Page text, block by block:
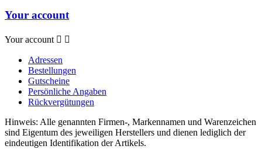
Your account
Your account  
Adressen
Bestellungen
Gutscheine
Persönliche Angaben
Rückvergütungen
Hinweis: Alle genannten Firmen-, Markennamen und Warenzeichen
sind Eigentum des jeweiligen Herstellers und dienen lediglich der
eindeutigen Identifikation der Artikels.